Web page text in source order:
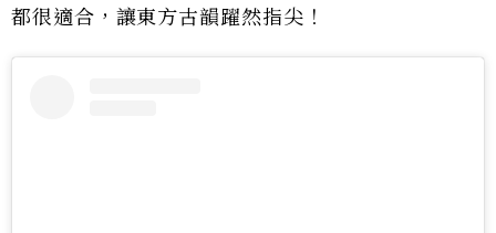
都很適合，讓東方古韻躍然指尖！